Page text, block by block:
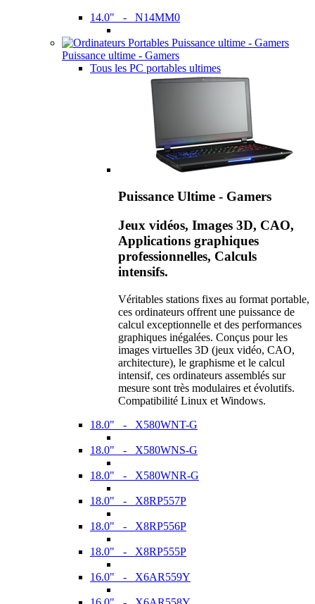
14.0" - N14MM0
Puissance ultime - Gamers
Tous les PC portables ultimes
Puissance Ultime - Gamers
Jeux vidéos, Images 3D, CAO,
Applications graphiques
professionnelles, Calculs
intensifs.
Véritables stations fixes au format portable,
ces ordinateurs offrent une puissance de
calcul exceptionnelle et des performances
graphiques inégalées. Conçus pour les
images virtuelles 3D (jeux vidéo, CAO,
architecture), le graphisme et le calcul
intensif, ces ordinateurs assemblés sur
mesure sont très modulaires et évolutifs.
Compatibilité Linux et Windows.
18.0" - X580WNT-G
18.0" - X580WNS-G
18.0" - X580WNR-G
18.0" - X8RP557P
18.0" - X8RP556P
18.0" - X8RP555P
16.0" - X6AR559Y